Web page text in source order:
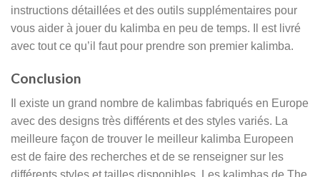
instructions détaillées et des outils supplémentaires pour
vous aider à jouer du kalimba en peu de temps. Il est livré
avec tout ce qu’il faut pour prendre son premier kalimba.
Conclusion
Il existe un grand nombre de kalimbas fabriqués en Europe
avec des designs très différents et des styles variés. La
meilleure façon de trouver le meilleur kalimba Europeen
est de faire des recherches et de se renseigner sur les
différents styles et tailles disponibles. Les kalimbas de The